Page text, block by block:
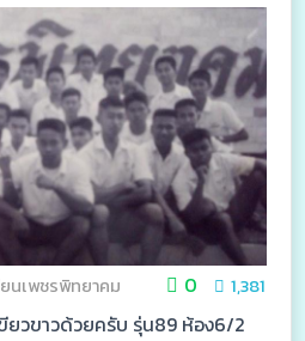
ยนเพชรพิทยาคม 0 1,381
ยวขาวด้วยครับ รุ่น89 ห้อง6/2